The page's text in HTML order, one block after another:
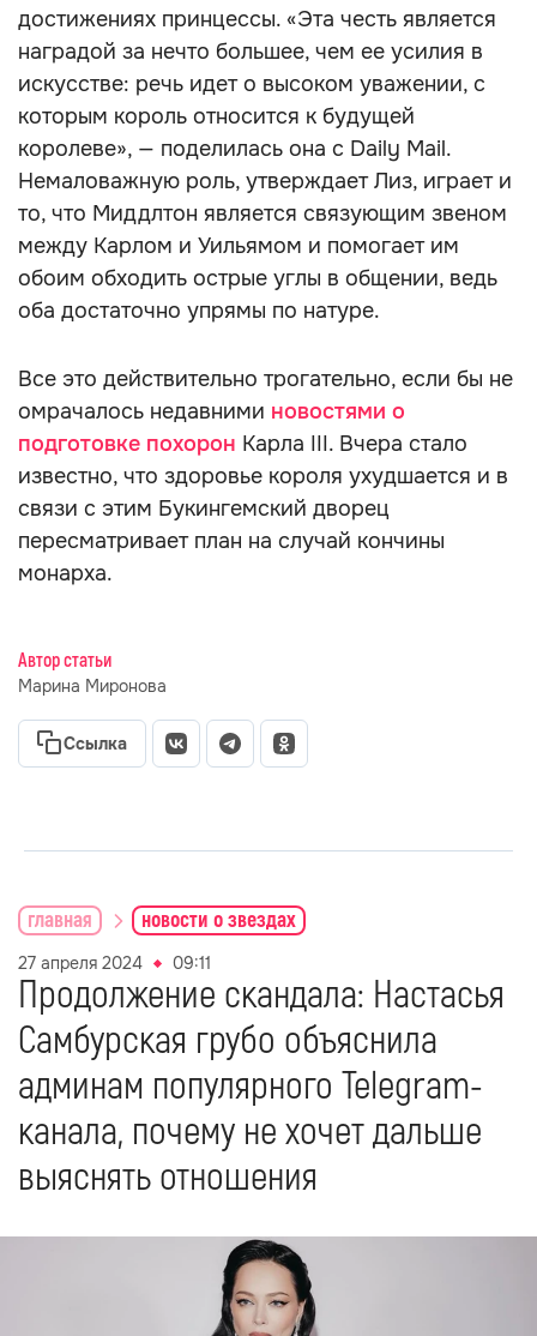
достижениях принцессы. «Эта честь является
наградой за нечто большее, чем ее усилия в
искусстве: речь идет о высоком уважении, с
которым король относится к будущей
королеве», — поделилась она с Daily Mail.
Немаловажную роль, утверждает Лиз, играет и
то, что Миддлтон является связующим звеном
между Карлом и Уильямом и помогает им
обоим обходить острые углы в общении, ведь
оба достаточно упрямы по натуре.
Все это действительно трогательно, если бы не
омрачалось недавними новостями о
подготовке похорон Карла III. Вчера стало
известно, что здоровье короля ухудшается и в
связи с этим Букингемский дворец
пересматривает план на случай кончины
монарха.
Автор статьи
Марина Миронова
Ссылка
главная новости о звездах
27 апреля 2024 09:11
Продолжение скандала: Настасья
Самбурская грубо объяснила
админам популярного Telegram-
канала, почему не хочет дальше
выяснять отношения